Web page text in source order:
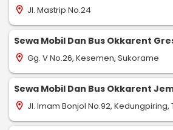
location_on Jl. Mastrip No.24
Sewa Mobil Dan Bus Okkarent
location_on Gg. V No.26, Kesemen, Sukorame
Sewa Mobil Dan Bus Okkarent
location_on Jl. Imam Bonjol No.92, Kedungpiring,